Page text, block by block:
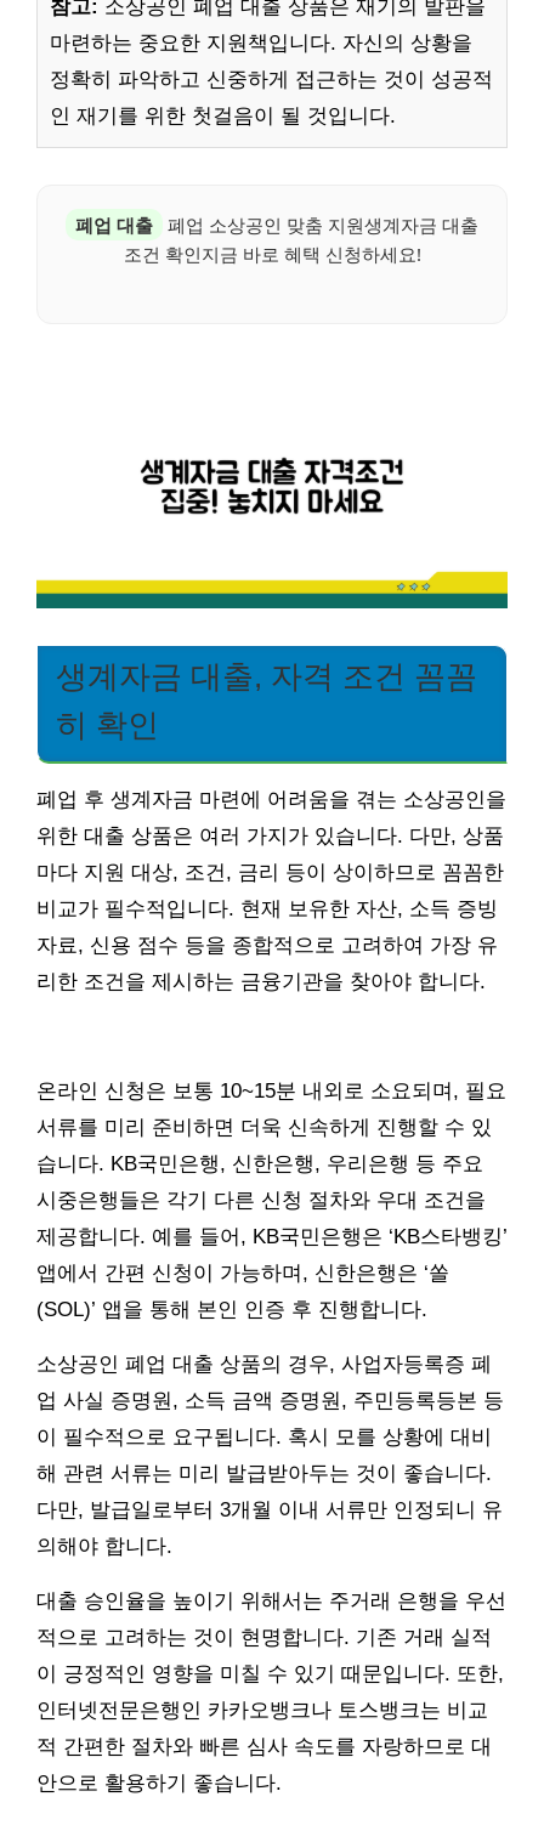
참고: 소상공인 폐업 대출 상품은 재기의 발판을
마련하는 중요한 지원책입니다. 자신의 상황을
정확히 파악하고 신중하게 접근하는 것이 성공적
인 재기를 위한 첫걸음이 될 것입니다.
폐업 대출 폐업 소상공인 맞춤 지원생계자금 대출
조건 확인지금 바로 혜택 신청하세요!
생계자금 대출, 자격 조건 꼼꼼
히 확인
폐업 후 생계자금 마련에 어려움을 겪는 소상공인을
위한 대출 상품은 여러 가지가 있습니다. 다만, 상품
마다 지원 대상, 조건, 금리 등이 상이하므로 꼼꼼한
비교가 필수적입니다. 현재 보유한 자산, 소득 증빙
자료, 신용 점수 등을 종합적으로 고려하여 가장 유
리한 조건을 제시하는 금융기관을 찾아야 합니다.
온라인 신청은 보통 10~15분 내외로 소요되며, 필요
서류를 미리 준비하면 더욱 신속하게 진행할 수 있
습니다. KB국민은행, 신한은행, 우리은행 등 주요
시중은행들은 각기 다른 신청 절차와 우대 조건을
제공합니다. 예를 들어, KB국민은행은 ‘KB스타뱅킹’
앱에서 간편 신청이 가능하며, 신한은행은 ‘쏠
(SOL)’ 앱을 통해 본인 인증 후 진행합니다.
소상공인 폐업 대출 상품의 경우, 사업자등록증 폐
업 사실 증명원, 소득 금액 증명원, 주민등록등본 등
이 필수적으로 요구됩니다. 혹시 모를 상황에 대비
해 관련 서류는 미리 발급받아두는 것이 좋습니다.
다만, 발급일로부터 3개월 이내 서류만 인정되니 유
의해야 합니다.
대출 승인율을 높이기 위해서는 주거래 은행을 우선
적으로 고려하는 것이 현명합니다. 기존 거래 실적
이 긍정적인 영향을 미칠 수 있기 때문입니다. 또한,
인터넷전문은행인 카카오뱅크나 토스뱅크는 비교
적 간편한 절차와 빠른 심사 속도를 자랑하므로 대
안으로 활용하기 좋습니다.